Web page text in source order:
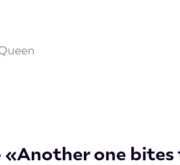
«Another one